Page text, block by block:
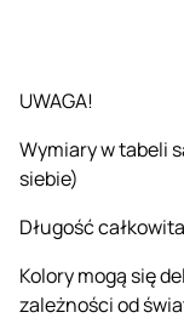
UWAGA!
Wymiary w tabeli
siebie)
Długość
Kolory mogą się
zależności od